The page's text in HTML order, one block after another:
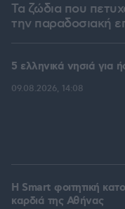
Τα ζώδια που
την παραδοσιακή
5 ελληνικά νησιά για
09.08.2026, 14:08
Η Smart φοιτητική
καρδιά της Αθήνας